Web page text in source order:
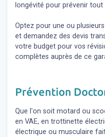
longévité pour prévenir
Optez pour une ou
et demandez des devis
votre budget pour vos
complètes auprès de ce
Prévention
Que l'on soit motard ou
en VAE, en trottinette
électrique ou musculaire